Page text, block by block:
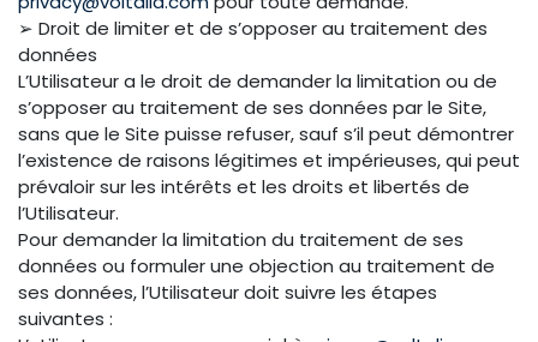
➢ Droit de limiter et de s’opposer au traitement des
données
L’Utilisateur a le droit de demander la limitation ou de
s’opposer au traitement de ses données par le Site,
sans que le Site puisse refuser, sauf s’il peut démontrer
l’existence de raisons légitimes et impérieuses, qui peut
prévaloir sur les intérêts et les droits et libertés de
l’Utilisateur.
Pour demander la limitation du traitement de ses
données ou formuler une objection au traitement de
ses données, l’Utilisateur doit suivre les étapes
suivantes :